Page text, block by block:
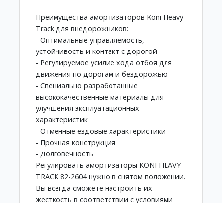
Преимущества амортизаторов Koni Heavy
Track для внедорожников:
- Оптимальные управляемость,
устойчивость и контакт с дорогой
- Регулируемое усилие хода отбоя для
движения по дорогам и бездорожью
- Специально разработанные
высококачественные материалы для
улучшения эксплуатационных
характеристик
- Отменные ездовые характеристики
- Прочная конструкция
- Долговечность
Регулировать амортизаторы KONI HEAVY
TRACK 82-2604 нужно в снятом положении.
Вы всегда сможете настроить их
жесткость в соответствии с условиями